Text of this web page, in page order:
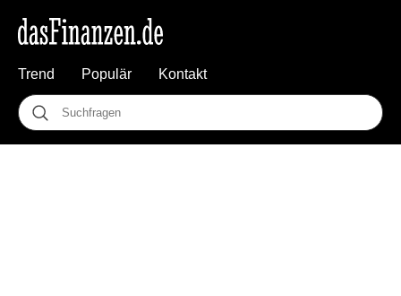
Trend Populär Kontakt